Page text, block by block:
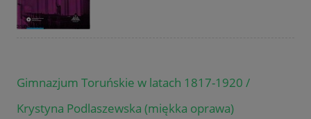
Gimnazjum Toruńskie w latach 1817-1920 /
Krystyna Podlaszewska (miękka oprawa)